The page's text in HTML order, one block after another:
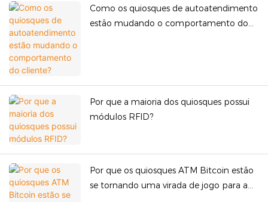
Como os quiosques de autoatendimento
estão mudando o comportamento do
Por que a maioria dos quiosques possui
módulos RFID?
Por que os quiosques ATM Bitcoin estão
se tornando uma virada de jogo para a